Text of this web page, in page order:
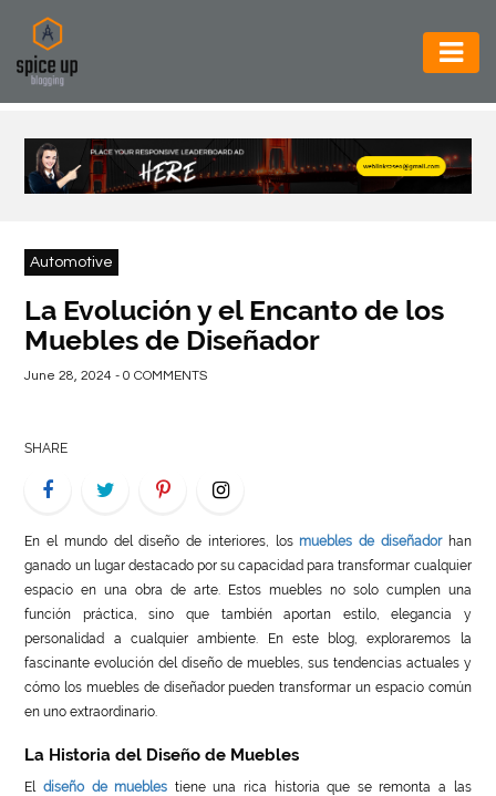
AUTOMOTIVE
BUSINESS
CONSTRUCTION
FOOD
GENERAL
HEALTH
LIFE
STYLE
REAL
ESTATE
CONTACT
Automotive
La Evolución y el Encanto de los
Muebles de Diseñador
June 28, 2024 - 0 COMMENTS
SHARE
En el mundo del diseño de interiores, los muebles de diseñadorhan
ganado un lugar destacado por su capacidad para transformar cualquier
espacio en una obra de arte. Estos muebles no solo cumplen una
función práctica, sino que también aportan estilo, elegancia y
personalidad a cualquier ambiente. En este blog, exploraremos la
fascinante evolución del diseño de muebles, sus tendencias actuales y
cómo los muebles de diseñador pueden transformar un espacio común
en uno extraordinario.
La Historia del Diseño de Muebles
Eldiseño de muebles tiene una rica historia que se remonta a las